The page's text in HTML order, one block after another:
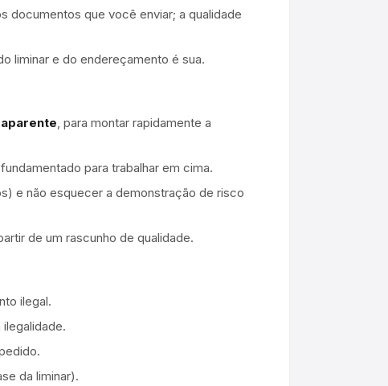
documentos que você enviar; a qualidade
liminar e do endereçamento é sua.
, para montar rapidamente a
para trabalhar em cima.
e não esquecer a demonstração de risco
de um rascunho de qualidade.
ilegal.
da liminar).